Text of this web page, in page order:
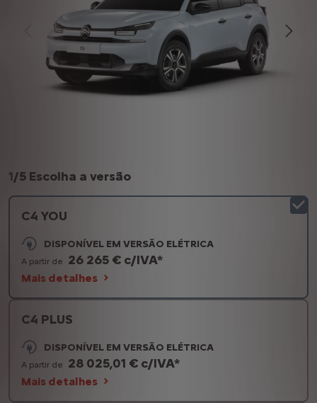
1/5 Escolha a versão
C4 YOU
DISPONÍVEL EM VERSÃO ELÉTRICA
A partir de 26 265 € c/IVA*
Mais detalhes
C4 PLUS
DISPONÍVEL EM VERSÃO ELÉTRICA
A partir de 28 025,01 € c/IVA*
Mais detalhes